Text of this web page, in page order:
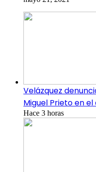
Velázquez
Miguel Prieto en el
Hace 3 horas